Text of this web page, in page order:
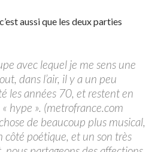
aussi que les deux parties
avec lequel je me sens une
dans l’air, il y a un peu
les années 70, et restent en
hype ». (metrofrance.com
de beaucoup plus musical,
poétique, et un son très